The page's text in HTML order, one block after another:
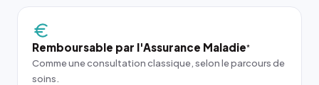
Remboursable par l'Assurance Maladie*
Comme une consultation classique, selon le parcours de
soins.